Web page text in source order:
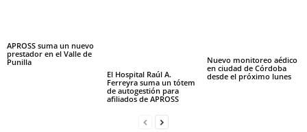
APROSS suma un nuevo
prestador en el Valle de
Punilla
El Hospital Raúl A.
Ferreyra suma un tótem
de autogestión para
afiliados de APROSS
Nuevo monitoreo aédico
en ciudad de Córdoba
desde el próximo lunes